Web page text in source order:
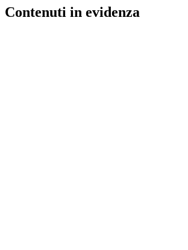
Contenuti in evidenza